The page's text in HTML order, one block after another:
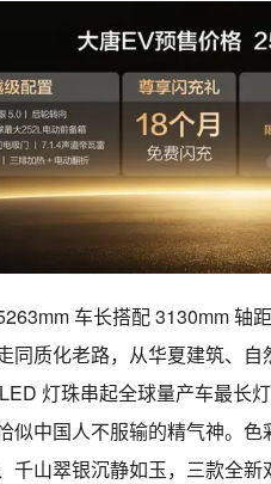
车长搭配 3130mm 轴
同质化老路，从华夏建筑、自
灯珠串起全球量产车最长
似中国人不服输的精气神。
千山翠银沉静如玉，三款全